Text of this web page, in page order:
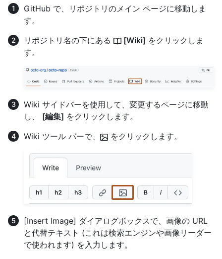
GitHub で、リポジトリのメイン ページに移動しま
す。
リポジトリ名の下にある
[Wiki] をクリックしま
す。
Wiki サイドバーを使用して、変更するページに移動
し、 [編集] をクリックします。
Wiki ツール バーで、
をクリックします。
[Insert Image] ダイアログボックスで、画像の URL
と代替テキスト (これは検索エンジンや画像リーダー
で使われます) を入力します。